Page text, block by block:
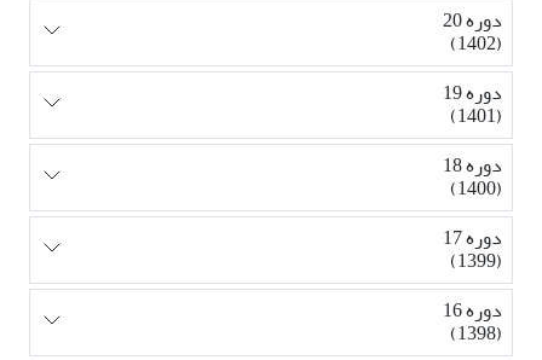
دوره 20
(1402)
دوره 19
(1401)
دوره 18
(1400)
دوره 17
(1399)
دوره 16
(1398)